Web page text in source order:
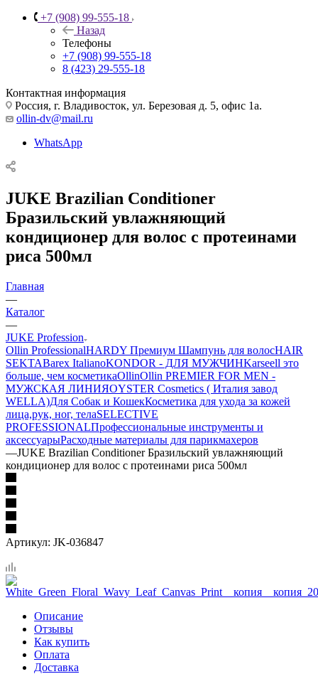
+7 (908) 99-555-18
Назад
Телефоны
+7 (908) 99-555-18
8 (423) 29-555-18
Контактная информация
Россия, г. Владивосток, ул. Березовая д. 5, офис 1а.
ollin-dv@mail.ru
WhatsApp
JUKE Brazilian Conditioner
Бразильский увлажняющий
кондиционер для волос с протеинами
риса 500мл
Главная
—
Каталог
—
JUKE Profession
Ollin ProfessionalHARDY Премиум Шампунь для волосHAIR
SEKTABarex ItalianoKONDOR - ДЛЯ МУЖЧИНKarseell это
больше, чем косметикаOllinOllin PREMIER FOR MEN -
МУЖСКАЯ ЛИНИЯOYSTER Cosmetics ( Италия завод
WELLA)Для Собак и КошекКосметика для ухода за кожей
лица,рук, ног, телаSELECTIVE
PROFESSIONALПрофессиональные инструменты и
аксессуарыРасходные материалы для парикмахеров
—JUKE Brazilian Conditioner Бразильский увлажняющий
кондиционер для волос с протеинами риса 500мл
Артикул: JK-036847
Описание
Отзывы
Как купить
Оплата
Доставка